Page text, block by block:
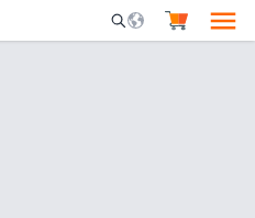
Mobile Search